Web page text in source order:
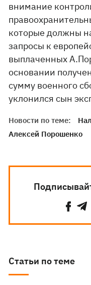
внимание
которые должны
запросы к
выплаченных
основании
сумму военного
уклонился сын
Новости по теме:
Алексей Порошенко
Статьи по теме